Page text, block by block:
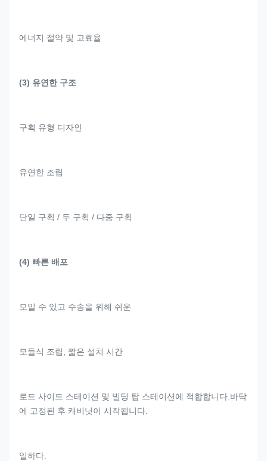
에너지 절약 및 고효율
(3) 유연한 구조
구획 유형 디자인
유연한 조립
단일 구획 / 두 구획 / 다중 구획
(4) 빠른 배포
모일 수 있고 수송을 위해 쉬운
모듈식 조립, 짧은 설치 시간
로드 사이드 스테이션 및 빌딩 탑 스테이션에 적합합니다.바닥
에 고정된 후 캐비닛이 시작됩니다.
일하다.